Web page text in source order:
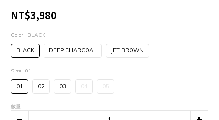
NT$3,980
Color : BLACK
BLACK DEEP CHARCOAL JET BROWN
Size : 01
01 02 03 04 05
數量